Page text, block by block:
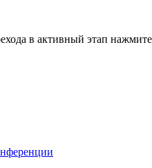
в активный этап нажмите